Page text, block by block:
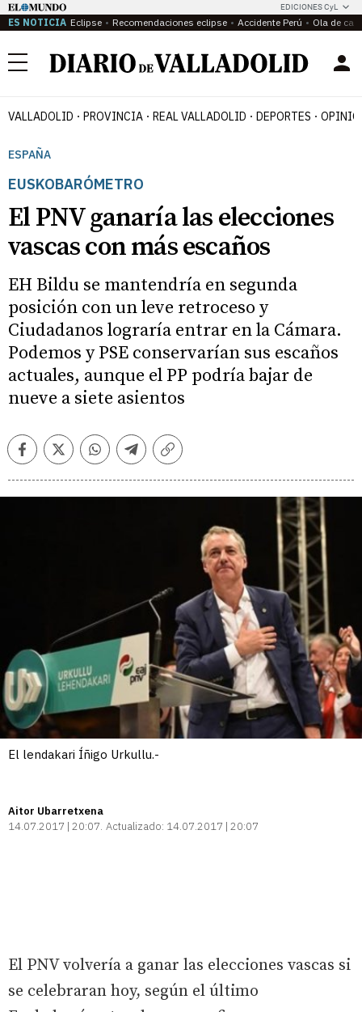
EDICIONES CyL
ES NOTICIA Eclipse Recomendaciones eclipse Accidente Perú Ola de
Menú
VALLADOLID PROVINCIA REAL VALLADOLID DEPORTES
ESPAÑA
EUSKOBARÓMETRO
El PNV ganaría las elecciones
vascas con más escaños
EH Bildu se mantendría en segunda
posición con un leve retroceso y
Ciudadanos lograría entrar en la Cámara.
Podemos y PSE conservarían sus escaños
actuales, aunque el PP podría bajar de
nueve a siete asientos
FacebookTwitterWhatsappTelegramCopiar
El lendakari Íñigo Urkullu.-
Aitor Ubarretxena
14.07.2017 | 20:07 Actualizado: 14.07.2017 | 20:07
El PNV volvería a ganar las elecciones vascas si
se celebraran hoy, según el último